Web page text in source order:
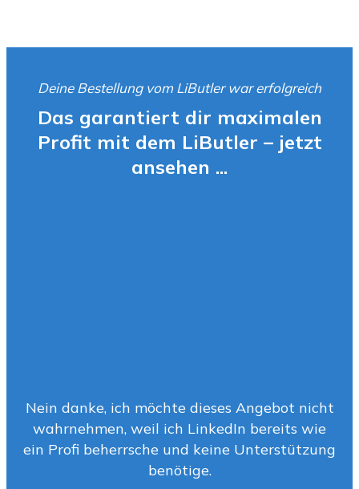
Deine Bestellung vom LiButler war erfolgreich
Das garantiert dir maximalen
Profit mit dem LiButler – jetzt
ansehen ...
Nein danke, ich möchte dieses Angebot nicht
wahrnehmen, weil ich LinkedIn bereits wie
ein Profi beherrsche und keine Unterstützung
benötige.